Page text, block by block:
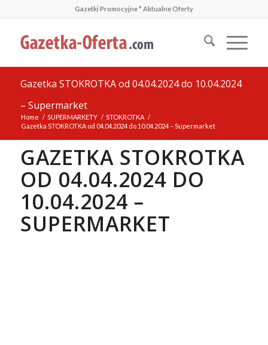
Gazetki Promocyjne * Aktualne Oferty
Gazetka STOKROTKA od 04.04.2024 do 10.04.2024
– Supermarket
Home / SUPERMARKETY / STOKROTKA /
Gazetka STOKROTKA od 04.04.2024 do 10.04.2024 – Supermarket
GAZETKA STOKROTKA
OD 04.04.2024 DO
10.04.2024 –
SUPERMARKET